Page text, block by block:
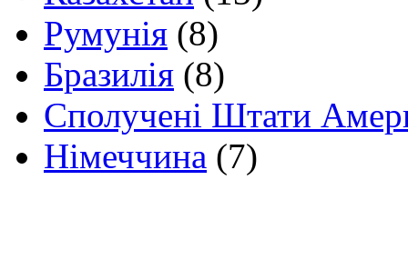
Румунія (8)
Бразилія (8)
Сполучені Штати
Німеччина (7)